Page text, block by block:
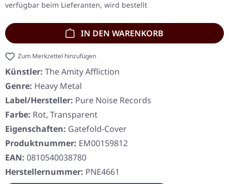
verfügbar beim Lieferanten, wird bestellt
IN DEN WARENKORB
Zum Merkzettel hinzufügen
Künstler: The Amity Affliction
Genre: Heavy Metal
Label/Hersteller: Pure Noise Records
Farbe: Rot, Transparent
Eigenschaften: Gatefold-Cover
Produktnummer: EM00159812
EAN: 0810540038780
Herstellernummer: PNE4661